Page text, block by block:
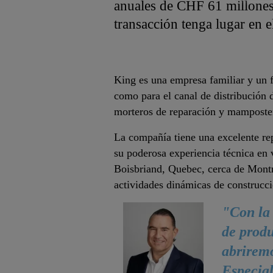
anuales de CHF 61
transacción tenga lugar en
King es una empresa familiar y un
como para el canal de distribución
morteros de reparación y
La compañía tiene una excelente
su poderosa experiencia técnica
Boisbriand, Quebec, cerca de
actividades dinámicas de
"Con la
de